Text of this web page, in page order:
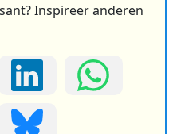
Inspireer anderen